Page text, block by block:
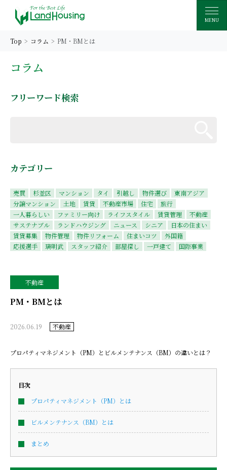
MENU
Top コラム PM・BMとは
コラム
フリーワード検索
カテゴリー
売買 杉並区 マンション タイ 引越し 物件選び
東南アジア
分譲マンション
土地 賃貸 不動産市場 住宅
旅行
一人暮らしい
ファミリー向け ライフスタイル 賃貸管理
不動産
サステナブル
ランドハウジング ニュース シニア
日本の住まい
賃貸募集
物件管理 物件リフォーム 住まいコツ
外国籍
応援選手
璃明武 スタッフ紹介 部屋探し 一戸建て 国際事業
不動産
PM・BMとは
2026.06.19 不動産
プロパティマネジメント（PM）とビルメンテナンス（BM）の違いとは？
目次
プロパティマネジメント（PM）とは
ビルメンテナンス（BM）とは
まとめ